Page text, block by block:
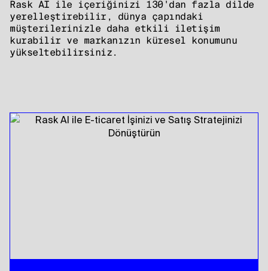
Rask AI ile içeriğinizi 130'dan fazla dilde
yerelleştirebilir, dünya çapındaki
müşterilerinizle daha etkili iletişim
kurabilir ve markanızın küresel konumunu
yükseltebilirsiniz.